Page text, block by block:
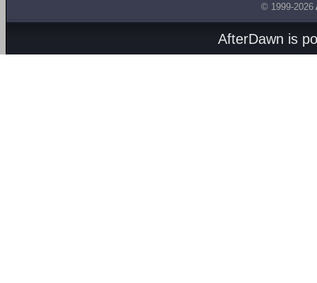
© 1999-2026
AfterDawn is